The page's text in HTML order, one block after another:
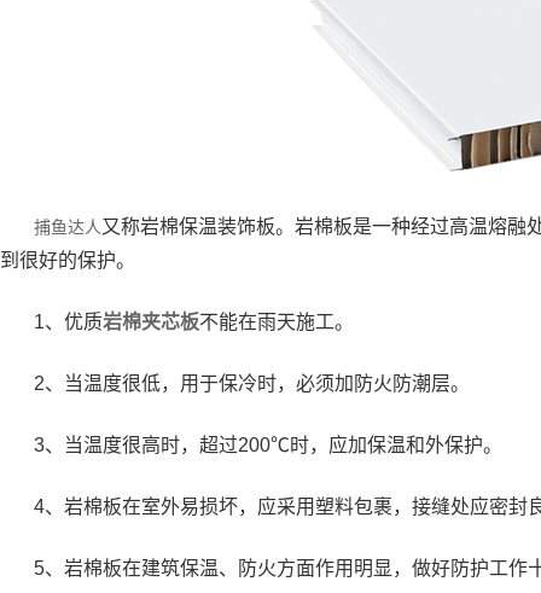
捕鱼达人又称岩棉保温装饰板。岩棉板是一种经过高温熔融
到很好的保护。
1、优质岩棉夹芯板不能在雨天施工。
2、当温度很低，用于保冷时，必须加防火防潮层。
3、当温度很高时，超过200℃时，应加保温和外保护。
4、岩棉板在室外易损坏，应采用塑料包裹，接缝处应密封
5、岩棉板在建筑保温、防火方面作用明显，做好防护工作